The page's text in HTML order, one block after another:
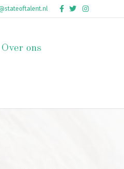
Facebook
TwitterInstagram
Over ons